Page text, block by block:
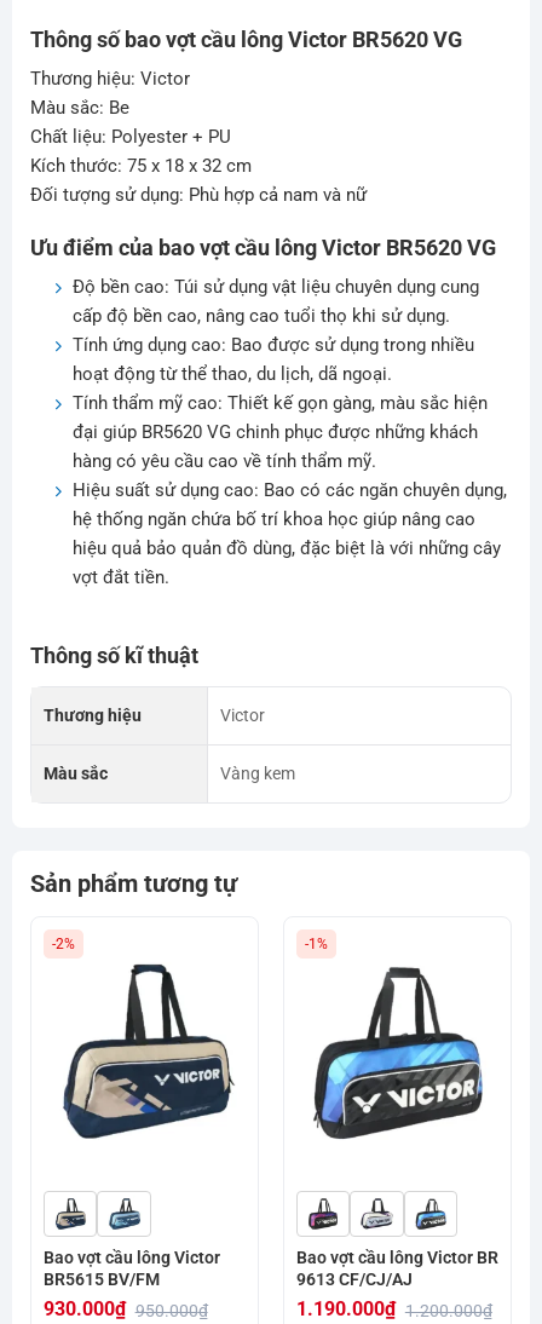
Thông số bao vợt cầu lông Victor BR5620 VG
Thương hiệu: Victor
Màu sắc: Be
Chất liệu: Polyester + PU
Kích thước: 75 x 18 x 32 cm
Đối tượng sử dụng: Phù hợp cả nam và nữ
Ưu điểm của bao vợt cầu lông Victor BR5620 VG
Độ bền cao: Túi sử dụng vật liệu chuyên dụng cung
cấp độ bền cao, nâng cao tuổi thọ khi sử dụng.
Tính ứng dụng cao: Bao được sử dụng trong nhiều
hoạt động từ thể thao, du lịch, dã ngoại.
Tính thẩm mỹ cao: Thiết kế gọn gàng, màu sắc hiện
đại giúp BR5620 VG chinh phục được những khách
hàng có yêu cầu cao về tính thẩm mỹ.
Hiệu suất sử dụng cao: Bao có các ngăn chuyên dụng,
hệ thống ngăn chứa bố trí khoa học giúp nâng cao
hiệu quả bảo quản đồ dùng, đặc biệt là với những cây
vợt đắt tiền.
Thông số kĩ thuật
Thương hiệu Victor
Màu sắc Vàng kem
Sản phẩm tương tự
-2%
Bao vợt cầu lông Victor
BR5615 BV/FM
950.000₫
930.000₫
-1%
Bao vợt cầu lông Victor BR
9613 CF/CJ/AJ
1.200.000₫
1.190.000₫